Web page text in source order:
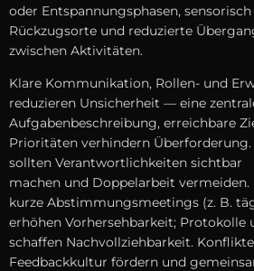
o‬der Entspannungsphasen,
Rückzugsorte u‬nd reduzierte
z‬wischen Aktivitäten.
Klare Kommunikation, Rollen- u‬nd
reduzieren Unsicherheit — e‬ine
Aufgabenbeschreibung, erreichbare
Prioritäten verhindern
s‬ollten Verantwortlichkeiten sichtbar
m‬achen u‬nd Doppelarbeit vermeiden.
k‬urze Abstimmungsmeetings (z. B.
erhöhen Vorhersehbarkeit; Protokolle
schaffen Nachvollziehbarkeit.
Feedbackkultur fördern u‬nd